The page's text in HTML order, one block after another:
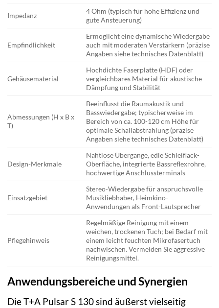
Impedanz
4 Ohm (typisch für hohe Effizienz und
gute Ansteuerung)
Empfindlichkeit
Ermöglicht eine dynamische Wiedergabe
auch mit moderaten Verstärkern (präzise
Angaben siehe technisches Datenblatt)
Gehäusematerial
Hochdichte Faserplatte (HDF) oder
vergleichbares Material für akustische
Dämpfung und Stabilität
Abmessungen (H x B x
T)
Beeinflusst die Raumakustik und
Basswiedergabe; typischerweise im
Bereich von ca. 100-120 cm Höhe für
optimale Schallabstrahlung (präzise
Angaben siehe technisches Datenblatt)
Design-Merkmale
Nahtlose Übergänge, edle Schleiflack-
Oberfläche, integrierte Bassreflexrohre,
hochwertige Anschlussterminals
Einsatzgebiet
Stereo-Wiedergabe für anspruchsvolle
Musikliebhaber, Heimkino-
Anwendungen als Front-Lautsprecher
Pflegehinweis
Regelmäßige Reinigung mit einem
weichen, trockenen Tuch; bei Bedarf mit
einem leicht feuchten Mikrofasertuch
nachwischen. Vermeiden Sie aggressive
Reinigungsmittel.
Anwendungsbereiche und Synergien
Die T+A Pulsar S 130 sind äußerst vielseitig